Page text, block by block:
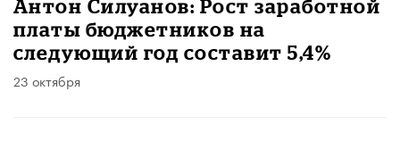
Антон Силуанов: Рост заработной
платы бюджетников на
следующий год составит 5,4%
23 октября